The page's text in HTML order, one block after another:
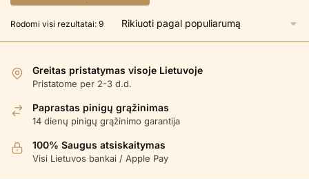
Rodomi visi rezultatai: 9Rūšiuojama
Greitas pristatymas visoje Lietuvoje
Pristatome per 2-3 d.d.
Paprastas pinigų grąžinimas
14 dienų pinigų grąžinimo garantija
100% Saugus atsiskaitymas
Visi Lietuvos bankai / Apple Pay